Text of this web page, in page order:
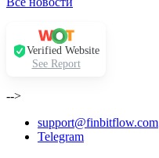
Verified Website
See Report
-->
support@finbitflow.com
Telegram